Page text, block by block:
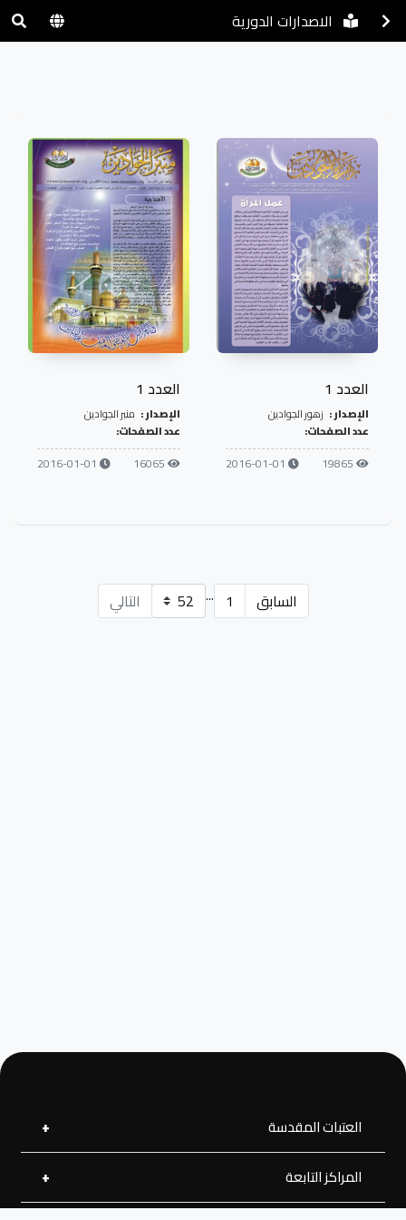
الاصدارات الدورية
العدد 1
الإصدار : زهور الجوادين
عدد الصفحات:
19865
2016-01-01
العدد 1
الإصدار : منبر الجوادين
عدد الصفحات:
16065
2016-01-01
السابق 1
... التالي
العتبات المقدسة
العتبة العلوية المقدسة
العتبة الحسينية المقدسة
المراكز التابعة